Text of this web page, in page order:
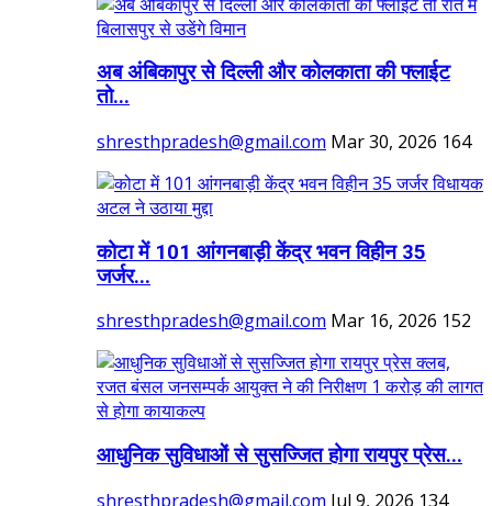
अब अंबिकापुर से दिल्ली और कोलकाता की फ्लाईट
तो...
shresthpradesh@gmail.com Mar 30, 2026 164
कोटा में 101 आंगनबाड़ी केंद्र भवन विहीन 35
जर्जर...
shresthpradesh@gmail.com Mar 16, 2026 152
आधुनिक सुविधाओं से सुसज्जित होगा रायपुर प्रेस...
shresthpradesh@gmail.com Jul 9, 2026 134